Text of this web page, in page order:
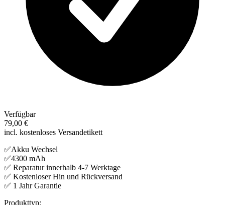
Verfügbar
79,00 €
incl. kostenloses Versandetikett
✅Akku Wechsel
✅4300 mAh
✅ Reparatur innerhalb 4-7 Werktage
✅ Kostenloser Hin und Rückversand
✅ 1 Jahr Garantie
Produkttyp: